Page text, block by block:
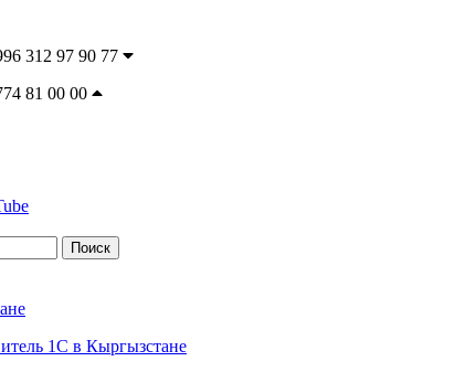
312 97 90 77
81 00 00
1С в Кыргызстане